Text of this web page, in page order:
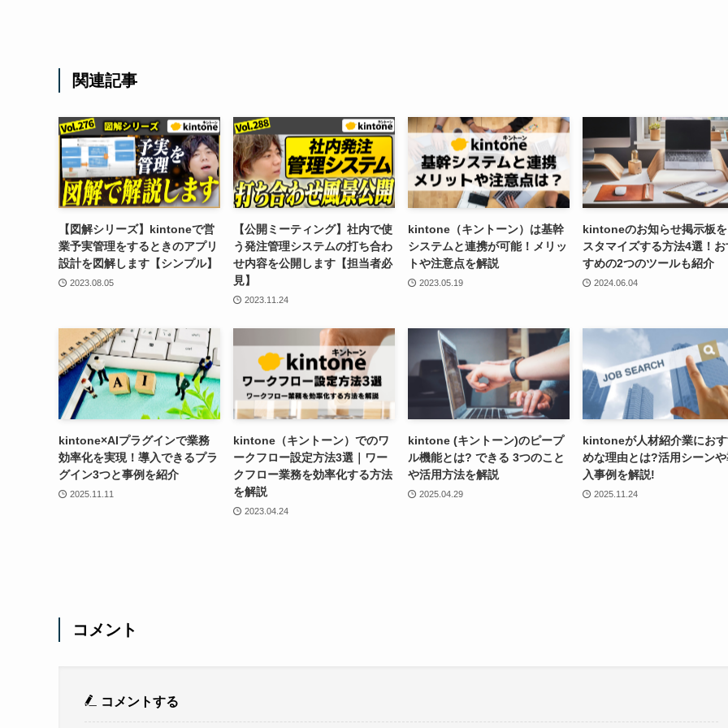
関連記事
【図解シリーズ】kintoneで営
業予実管理をするときのアプリ
設計を図解します【シンプル】
2023.08.05
【公開ミーティング】社内で使
う発注管理システムの打ち合わ
せ内容を公開します【担当者必
見】
2023.11.24
kintone（キントーン）は基幹
システムと連携が可能！メリッ
トや注意点を解説
2023.05.19
kintoneのお知らせ掲示板
スタマイズする方法4選！お
すめの2つのツールも紹介
2024.06.04
kintone×AIプラグインで業務
効率化を実現！導入できるプラ
グイン3つと事例を紹介
2025.11.11
kintone（キントーン）でのワ
ークフロー設定方法3選｜ワー
クフロー業務を効率化する方法
を解説
2023.04.24
kintone (キントーン)のピープ
ル機能とは? できる 3つのこと
や活用方法を解説
2025.04.29
kintoneが人材紹介業にお
めな理由とは?活用シーン
入事例を解説!
2025.11.24
コメント
コメントする